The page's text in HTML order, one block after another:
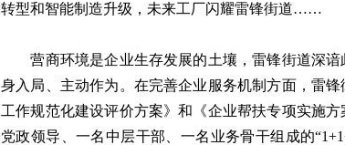
转型和智能制造升级，未来工厂闪耀雷锋街道……
营商环境是企业生存发展的土壤，雷锋街道深谙
身入局、主动作为。在完善企业服务机制方面，雷
工作规范化建设评价方案》和《企业帮扶专项实施
党政领导、一名中层干部、一名业务骨干组成的